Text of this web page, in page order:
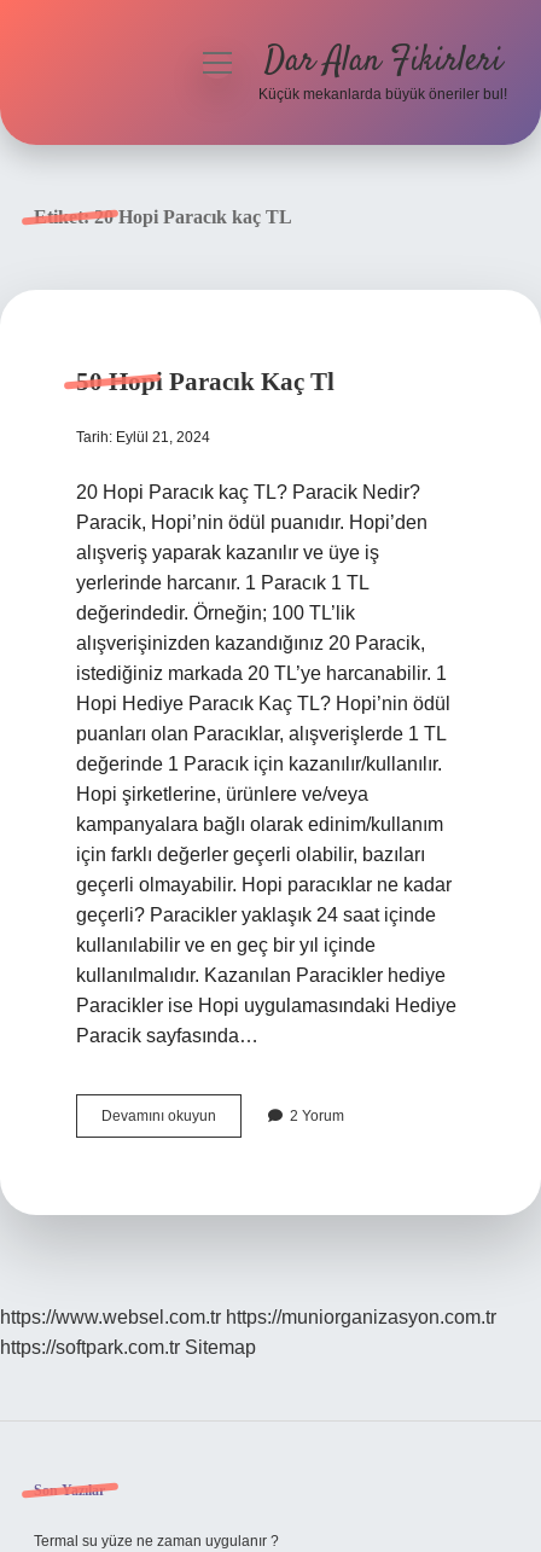
menüyüDar Alan Fikirleri
Küçük mekanlarda büyük öneriler bul!
Etiket:20 Hopi Paracık kaç TL
50 Hopi Paracık Kaç Tl
Tarih: Eylül 21, 2024
20 Hopi Paracık kaç TL? Paracik Nedir?
Paracik, Hopi’nin ödül puanıdır. Hopi’den
alışveriş yaparak kazanılır ve üye iş
yerlerinde harcanır. 1 Paracık 1 TL
değerindedir. Örneğin; 100 TL’lik
alışverişinizden kazandığınız 20 Paracik,
istediğiniz markada 20 TL’ye harcanabilir. 1
Hopi Hediye Paracık Kaç TL? Hopi’nin ödül
puanları olan Paracıklar, alışverişlerde 1 TL
değerinde 1 Paracık için kazanılır/kullanılır.
Hopi şirketlerine, ürünlere ve/veya
kampanyalara bağlı olarak edinim/kullanım
için farklı değerler geçerli olabilir, bazıları
geçerli olmayabilir. Hopi paracıklar ne kadar
geçerli? Paracikler yaklaşık 24 saat içinde
kullanılabilir ve en geç bir yıl içinde
kullanılmalıdır. Kazanılan Paracikler hediye
Paracikler ise Hopi uygulamasındaki Hediye
Paracik sayfasında…
Devamını okuyun
Hopi
2 Yorum
https://www.websel.com.tr https://muniorganizasyon.com.tr
https://softpark.com.tr Sitemap
Sidebar
Son Yazılar
Termal su yüze ne zaman uygulanır ?